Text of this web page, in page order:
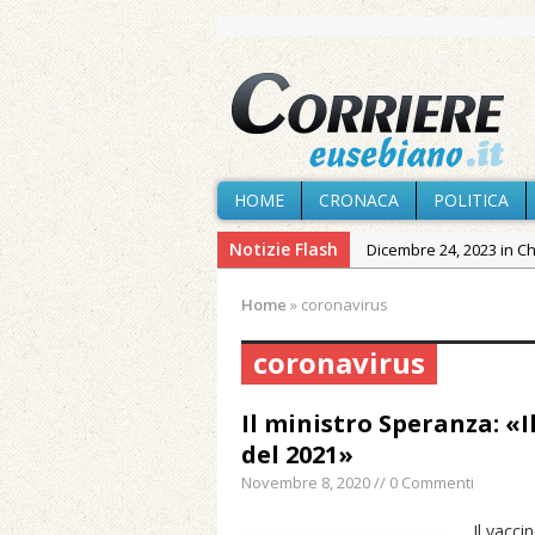
HOME CRONACA POLITICA
Notizie Flash Dicembre 24, 2023 in
provvisoria»
Agosto 7, 2026 in
Agosto 7, 2026 in Paesi:
Agosto 7, 2026 in
Home » coronavirus
coronavirus
Il ministro Speranza:
del 2021»
Novembre 8, 2020 // 0 Commenti